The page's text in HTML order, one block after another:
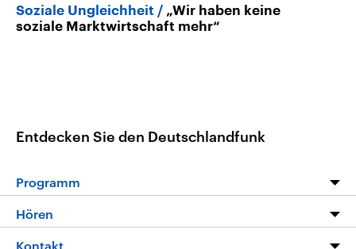
Soziale Ungleichheit
„Wir haben keine
soziale Marktwirtschaft mehr“
Entdecken Sie den Deutschlandfunk
Programm
Programm
Hören
Livestream
Kontakt